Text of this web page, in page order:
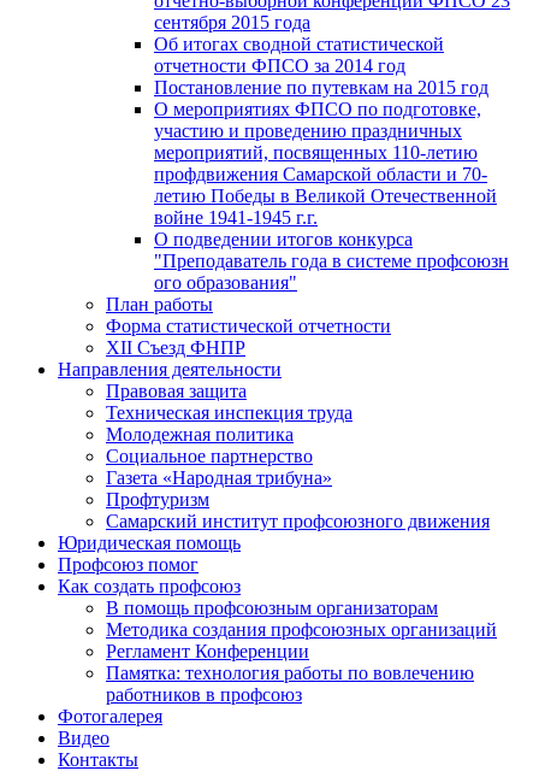
сентября 2015 года
Об итогах сводной статистической
отчетности ФПСО за 2014 год
Постановление по путевкам на 2015 год
О мероприятиях ФПСО по подготовке,
участию и проведению праздничных
мероприятий, посвященных 110-летию
профдвижения Самарской области и 70-
летию Победы в Великой Отечественной
войне 1941-1945 г.г.
О подведении итогов конкурса
"Преподаватель года в системе профсоюзн
ого образования"
План работы
Форма статистической отчетности
XII Съезд ФНПР
Направления деятельности
Правовая защита
Техническая инспекция труда
Молодежная политика
Социальное партнерство
Газета «Народная трибуна»
Профтуризм
Самарский институт профсоюзного движения
Юридическая помощь
Профсоюз помог
Как создать профсоюз
В помощь профсоюзным организаторам
Методика создания профсоюзных организаций
Регламент Конференции
Памятка: технология работы по вовлечению
работников в профсоюз
Фотогалерея
Видео
Контакты